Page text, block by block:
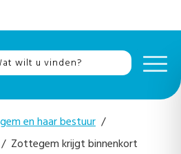
en haar bestuur /
/ Zottegem krijgt binnenkort